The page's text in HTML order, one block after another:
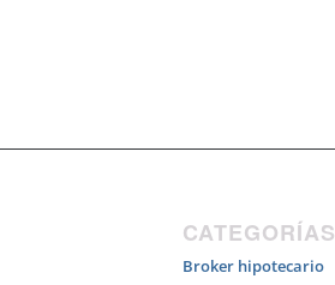
CATEGORÍAS
Broker hipotecario